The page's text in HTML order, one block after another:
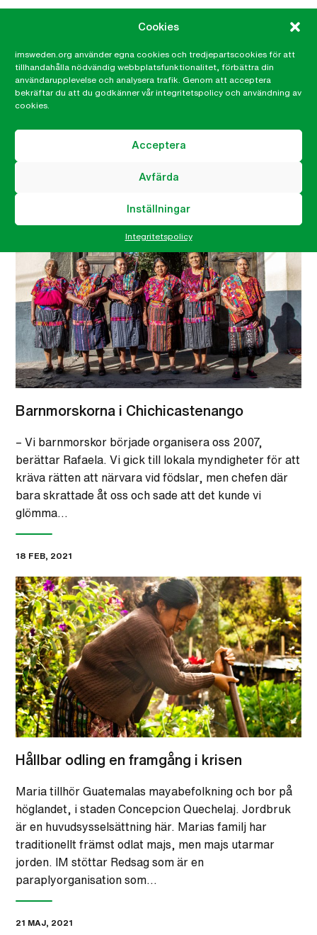
Cookies
imsweden.org använder egna cookies och tredjepartscookies för att
tillhandahålla nödvändig webbplatsfunktionalitet, förbättra din
användarupplevelse och analysera trafik. Genom att acceptera
bekräftar du att du godkänner vår integritetspolicy och användning av
cookies.
Acceptera
Avfärda
Inställningar
Integritetspolicy
Malin Kihlström
malin.kihlstrom@imsweden.org
Barnmorskorna i Chichicastenango
– Vi barnmorskor började organisera oss 2007,
berättar Rafaela. Vi gick till lokala myndigheter för att
kräva rätten att närvara vid födslar, men chefen där
bara skrattade åt oss och sade att det kunde vi
glömma…
18 FEB, 2021
Hållbar odling en framgång i krisen
Maria tillhör Guatemalas mayabefolkning och bor på
höglandet, i staden Concepcion Quechelaj. Jordbruk
är en huvudsysselsättning här. Marias familj har
traditionellt främst odlat majs, men majs utarmar
jorden. IM stöttar Redsag som är en
paraplyorganisation som…
21 MAJ, 2021